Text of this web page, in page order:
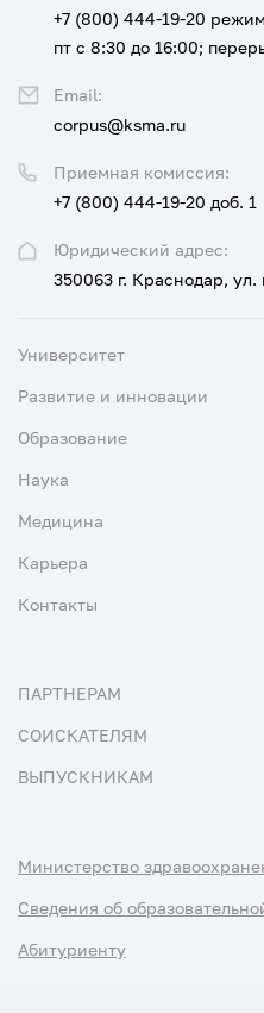
Юридический адрес:
350063 г. Краснодар,
Приемная комиссия:
+7 (800) 444-19-20 доб. 1
+7 (800) 444-19-20
пт с 8:30 до 16:00;
Email:
corpus@ksma.ru
Университет
Развитие и инновации
Образование
Наука
Медицина
Карьера
Контакты
ПАРТНЕРАМ
СОИСКАТЕЛЯМ
ВЫПУСКНИКАМ
Министерство
Сведения об
Абитуриенту